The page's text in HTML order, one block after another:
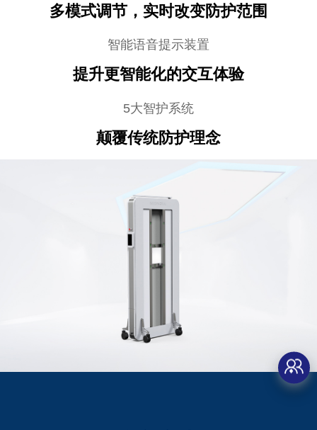
多模式调节，实时改变防护范围
智能语音提示装置
提升更智能化的交互体验
5大智护系统
颠覆传统防护理念